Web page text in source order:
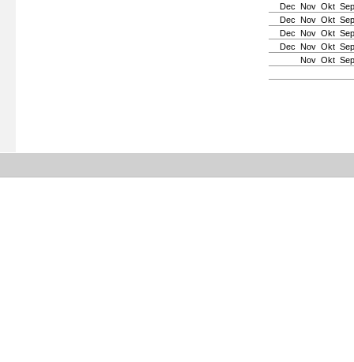
Dec Nov Okt Sep
Dec Nov Okt Sep
Dec Nov Okt Sep
Dec Nov Okt Sep
Nov Okt Sep